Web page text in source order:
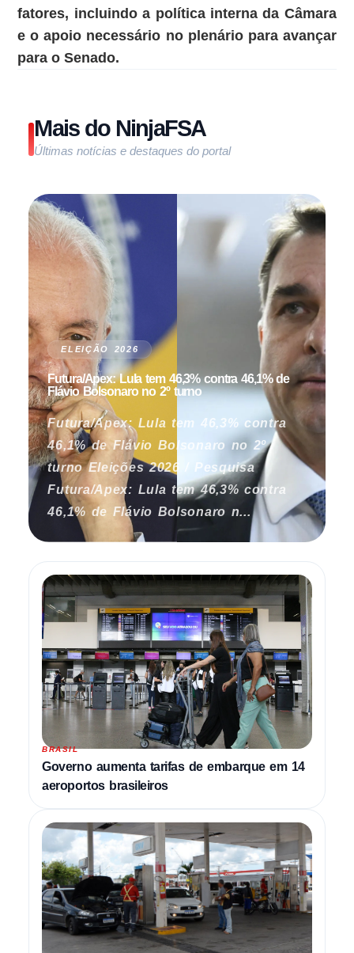
fatores, incluindo a política interna da Câmara
e o apoio necessário no plenário para avançar
para o Senado.
Mais do NinjaFSA
Últimas notícias e destaques do portal
ELEIÇÃO 2026
Futura/Apex: Lula tem 46,3% contra 46,1% de
Flávio Bolsonaro no 2º turno
Futura/Apex: Lula tem 46,3% contra
46,1% de Flávio Bolsonaro no 2º
turno Eleições 2026 / Pesquisa
Futura/Apex: Lula tem 46,3% contra
46,1% de Flávio Bolsonaro n...
BRASIL
Governo aumenta tarifas de embarque em 14
aeroportos brasileiros